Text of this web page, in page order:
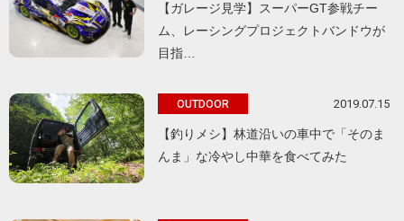
【ガレージ見学】スーパーGT参戦チー
ム、レーシングプロジェクトバンドウが
目指…
OUTDOOR 2019.07.15
【釣りメシ】林道沿いの車中で「そのま
んま」な冷やし中華を食べてみた